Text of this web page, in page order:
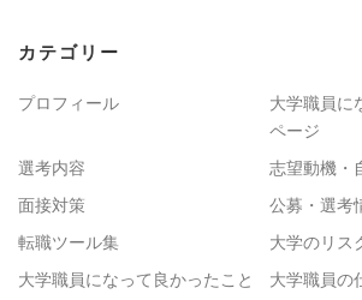
カテゴリー
プロフィール
大学職員に
ページ
選考内容
志望動機・
面接対策
公募・選考
転職ツール集
大学のリス
大学職員になって良かったこと
大学職員の